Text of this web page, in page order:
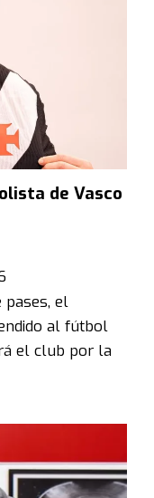
de Vasco
pases, el
al fútbol
el club por la